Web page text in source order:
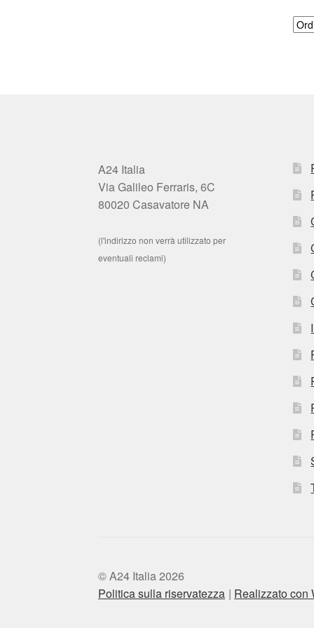
A24 Italia
Via Galileo Ferraris, 6C
80020 Casavatore NA
(l'indirizzo non verrà utilizzato per
eventuali reclami)
© A24 Italia 2026
Politica sulla riservatezza
Realizzato con